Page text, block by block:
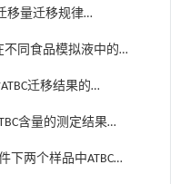
移量迁移规律分
不同食品模拟液中的总
迁移结果的影
含量的测定结果
下两个样品中ATBC的